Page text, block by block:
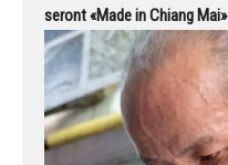
seront «Made in Chiang Mai»